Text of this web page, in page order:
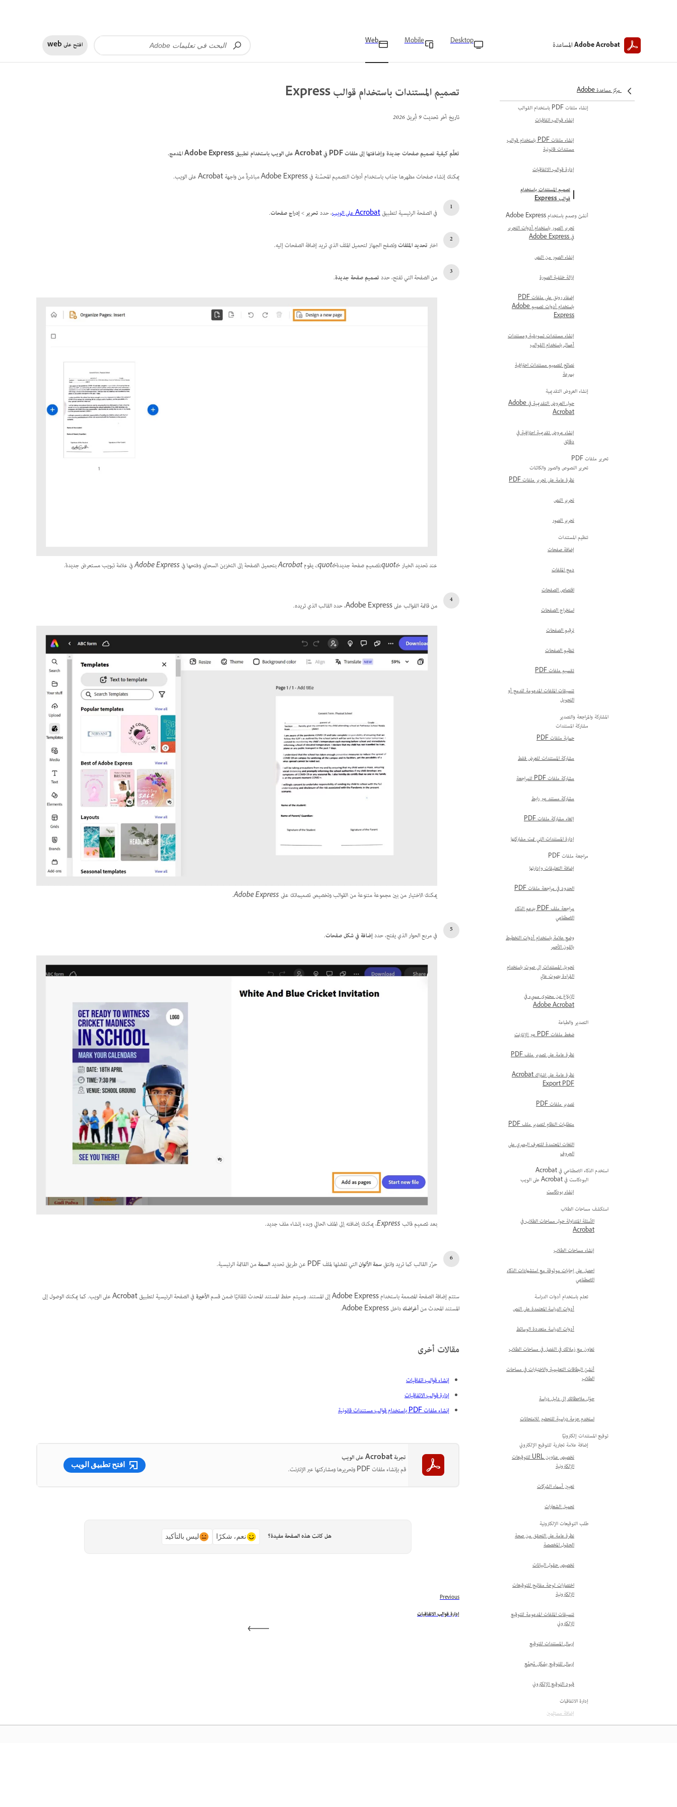
Adobe Acrobat المساعدة Desktop
Mobile
Web افتح علىweb
مركز مساعدة Adobe
إنشاء ملفات PDF باستخدام القوالب
إنشاء قوالب اتفاقيات
إنشاء ملفات PDF باستخدام قوالب
مستندات قانونية
إدارة قوالب الاتفاقيات
تصميم المستندات باستخدام
قوالب Express
أنشئ وصمم باستخدام Adobe Express
تحرير الصور باستخدام أدوات التحرير
في Adobe Express
إنشاء الصور من النص
إزالة خلفية الصورة
إضفاء رونق على ملفات PDF
باستخدام أدوات تصميم Adobe
Express
إنشاء مستندات تسويقية ومستندات
أعمال باستخدام القوالب
نصائح لتصميم مستندات احترافية
بسرعة
إنشاء العروض التقديمية
حول العروض التقديمية في Adobe
Acrobat
إنشاء عروض تقديمية احترافية في
دقائق
تحرير ملفات PDF
تحرير النصوص والصور والكائنات
نظرة عامة على تحرير ملفات PDF
تحرير النص
تحرير الصور
تنظيم المستندات
إضافة صفحات
دمج الملفات
اقتصاص الصفحات
استخراج الصفحات
ترقيم الصفحات
تنظيم الصفحات
تقسيم ملفات PDF
تنسيقات الملفات المدعومة للدمج أو
التحويل
المشاركة والمراجعة والتصدير
مشاركة المستندات
حماية ملفات PDF
مشاركة المستندات للعرض فقط
مشاركة ملفات PDF للمراجعة
مشاركة مستند عبر رابط
إلغاء مشاركة ملفات PDF
إدارة المستندات التي تمت مشاركتها
مراجعة ملفات PDF
إضافة التعليقات وإدارتها
الحدود في مراجعة ملفات PDF
مراجعة ملف PDF بدعم الذكاء
الاصطناعي
وضع علامة باستخدام أدوات التخطيط
باللون الأحمر
تحويل المستندات إلى صوت باستخدام
القراءة بصوت عالٍ
الإبلاغ عن محتوى مسيء في
Adobe Acrobat
التصدير والطباعة
ضغط ملفات PDF عبر الإنترنت
نظرة عامة على تصدير ملف PDF
نظرة عامة على اشتراك Acrobat
Export PDF
تصدير ملفات PDF
متطلبات النظام لتصدير ملف PDF
اللغات المعتمدة للتعرف البصري على
الحروف
استخدم الذكاء الاصطناعي في Acrobat
البودكاست في Acrobat على الويب
إنشاء بودكاست
استكشف مساحات الطلاب
الأسئلة المتداولة حول مساحات الطلاب في
Acrobat
إنشاء مساحات الطلاب
احصل على إجابات موثوقة مع استشهادات الذكاء
الاصطناعي
تعلم باستخدام أدوات الدراسة
أدوات الدراسة المعتمدة على النص
أدوات الدراسة متعددة الوسائط
تعاون مع زملائك في الفصل في مساحات الطلاب
أنشئ البطاقات التعليمية والاختبارات في مساحات
الطلاب
حوّل ملاحظاتك إلى دليل دراسة
استخدم حزمة دراسية للتحضير للامتحانات
توقيع المستندات إلكترونيًا
إضافة علامة تجارية للتوقيع الإلكتروني
تخصيص عناوين URL للتوقيعات
الإلكترونية
تعيين أسماء الشركات
تحميل الشعارات
طلب التوقيعات الإلكترونية
نظرة عامة على التحقق من صحة
الحقول المخصصة
تخصيص حقول البيانات
اختصارات لوحة مفاتيح للتوقيعات
الإلكترونية
تنسيقات الملفات المدعومة للتوقيع
الإلكتروني
إرسال المستندات للتوقيع
إرسال للتوقيع بشكل مُجمَّع
قيود التوقيع الإلكتروني
إدارة الاتفاقيات
إضافة مستلِمين
تصميم المستندات باستخدام قوالب Express
تاريخ آخر تحديث9 أبريل 2026
تعلَّم كيفية تصميم صفحات جديدة وإضافتها إلى ملفات PDF في Acrobat على الويب باستخدام تطبيق Adobe Express المدمج.
يمكنك إنشاء صفحات مظهرها جذاب باستخدام أدوات التصميم المحسَّنة في Adobe Express مباشرةً من واجهة Acrobat على الويب.
في الصفحة الرئيسية لتطبيقAcrobat على الويب ، حددتحرير>إدراج صفحات.
اخترتحديد الملفاتوتصفح الجهاز لتحميل الملف الذي تريد إضافة الصفحات إليه.
من الصفحة التي تفتح، حددتصميم صفحة جديدة.
عند تحديد الخيار &quot;تصميم صفحة جديدة&quot;، يقوم Acrobat بتحميل الصفحة إلى التخزين السحابي وفتحها في Adobe Express في علامة تبويب مستعرض جديدة.
من قائمة القوالب على Adobe Express، حدد القالب الذي تريده.
يمكنك الاختيار من بين مجموعة متنوعة من القوالب وتخصيص تصميماتك على Adobe Express.
في مربع الحوار الذي يفتح، حددإضافة في شكل صفحات.
بعد تصميم قالب Express، يمكنك إضافته إلى الملف الحالي وبدء إنشاء ملف جديد.
حرِّر القالب كما تريد وانتقِسمة الألوانالتي تفضلها لملف PDF عن طريق تحديد السمةمن القائمة الرئيسية.
ستتم إضافة الصفحة المصممة باستخدام Adobe Express إلى المستند. وسيتم حفظ المستند المحدث تلقائيًا ضمن قسم الأخيرة
في الصفحة الرئيسية لتطبيق Acrobat على الويب. كما يمكنك الوصول إلى
المستند المحدث منأغراضكداخل Adobe Express.
مقالات أخرى
إنشاء قوالب اتفاقيات
إدارة قوالب الاتفاقيات
إنشاء ملفات PDF باستخدام قوالب مستندات قانونية
تجربة Acrobat على الويب
قم بإنشاء ملفات PDF وتحريرها ومشاركتها عبر الإنترنت.
افتح تطبيق الويب
هل كانت هذه الصفحة مفيدة؟ نعم، شكرًا ليس بالتأكيد
Previous
إدارة قوالب الاتفاقيات